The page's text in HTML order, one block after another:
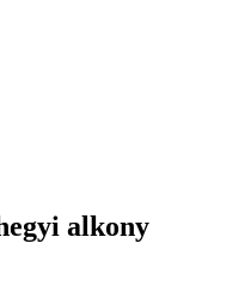
alkony